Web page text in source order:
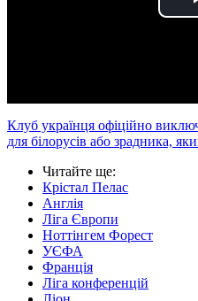
Клуб українця офіційно
для білорусів або зрадника,
Читайте ще:
Крістал Пелас
Англія
Ліга Європи
Ноттінгем Форест
УЄФА
Франція
Ліга конференцій